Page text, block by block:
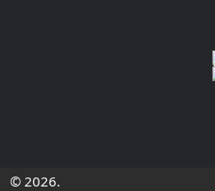
© 2026.